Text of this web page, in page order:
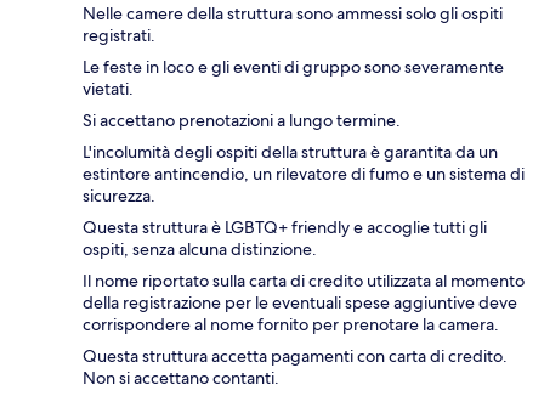
Nelle camere della struttura sono ammessi solo gli ospiti
registrati.
Le feste in loco e gli eventi di gruppo sono severamente
vietati.
Si accettano prenotazioni a lungo termine.
L'incolumità degli ospiti della struttura è garantita da un
estintore antincendio, un rilevatore di fumo e un sistema di
sicurezza.
Questa struttura è LGBTQ+ friendly e accoglie tutti gli
ospiti, senza alcuna distinzione.
Il nome riportato sulla carta di credito utilizzata al momento
della registrazione per le eventuali spese aggiuntive deve
corrispondere al nome fornito per prenotare la camera.
Questa struttura accetta pagamenti con carta di credito.
Non si accettano contanti.